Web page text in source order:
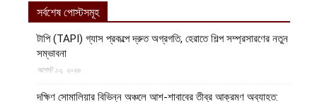
সর্বশেষ পোস্টসমূহ
টাপি (TAPI) গ্যাস প্রকল্পে দ্রুত অগ্রগতি, হেরাতে শিল্প সম্প্রসারণের নতুন
সম্ভাবনা
আগস্ট ১০, ২০২৬
দক্ষিণ সোমালিয়ার বিভিন্ন অঞ্চলে আশ-শাবাবের তীব্র আক্রমণ অব্যাহত: